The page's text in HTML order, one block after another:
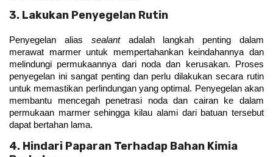
3. Lakukan Penyegelan Rutin
Penyegelan alias sealant adalah langkah penting dalam
merawat marmer untuk mempertahankan keindahannya dan
melindungi permukaannya dari noda dan kerusakan. Proses
penyegelan ini sangat penting dan perlu dilakukan secara rutin
untuk memastikan perlindungan yang optimal. Penyegelan akan
membantu mencegah penetrasi noda dan cairan ke dalam
permukaan marmer sehingga kilau alami dari batuan tersebut
dapat bertahan lama.
4. Hindari Paparan Terhadap Bahan Kimia